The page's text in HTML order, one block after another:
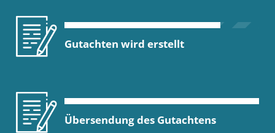
Gutachten wird erstellt
Übersendung des Gutachtens